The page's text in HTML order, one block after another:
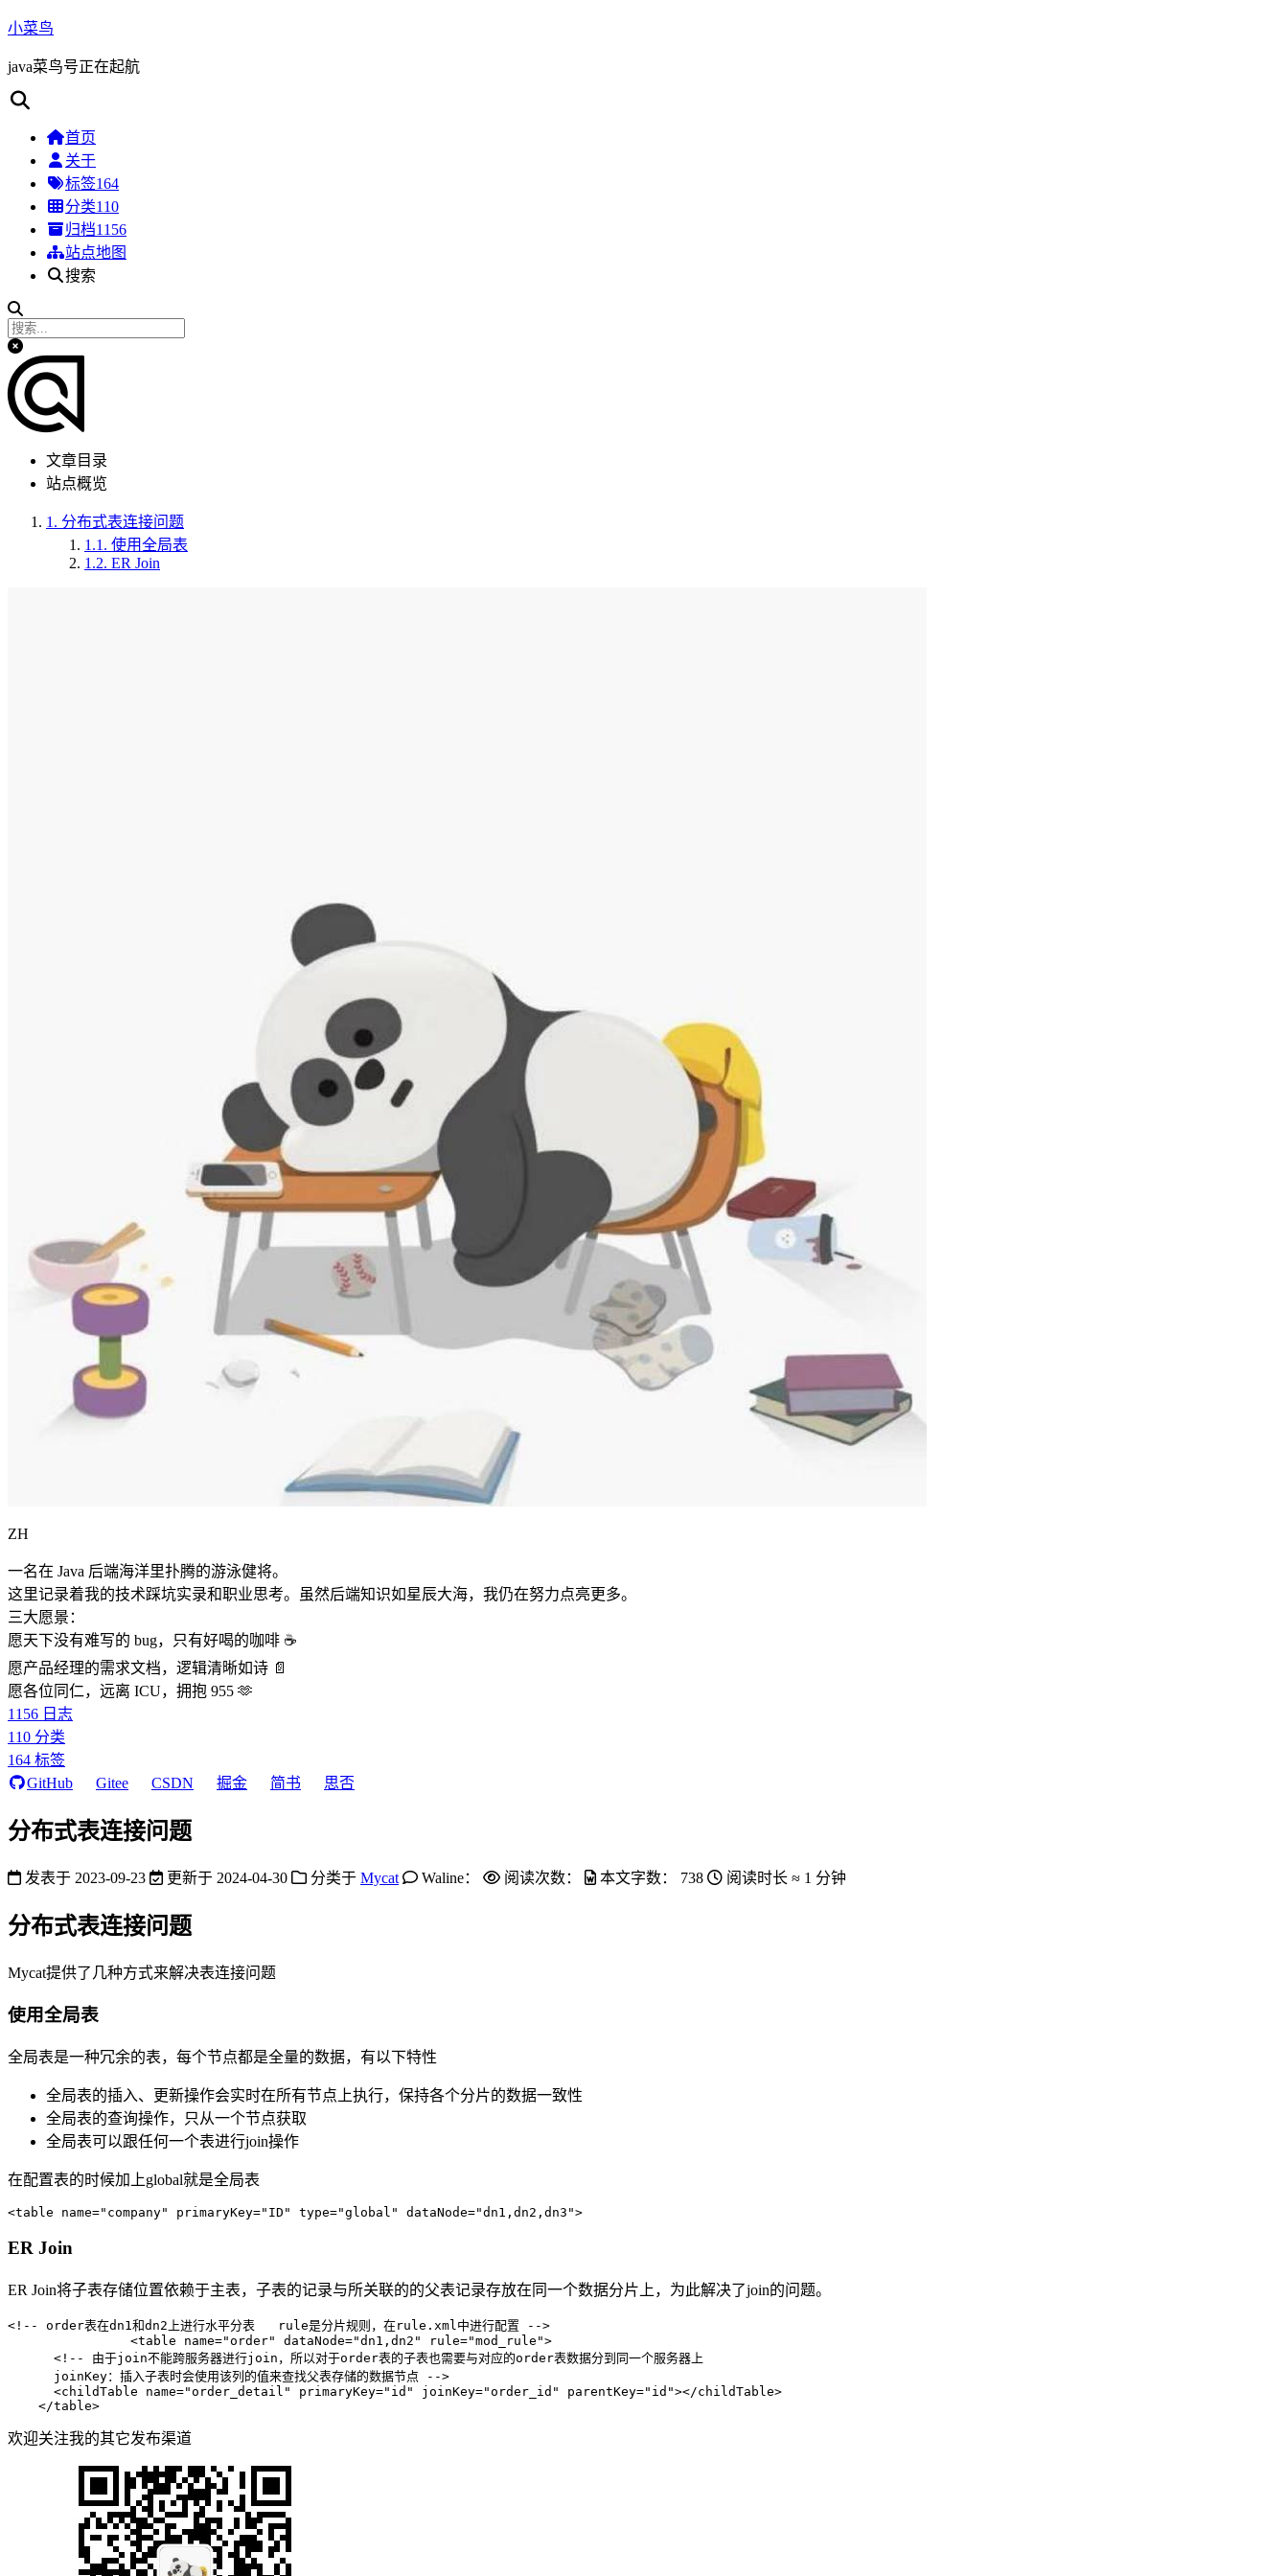
小菜鸟
java菜鸟号正在起航
首页
关于
标签164
分类110
归档1156
站点地图
搜索
文章目录
站点概览
1. 分布式表连接问题
1.1. 使用全局表
1.2. ER Join
ZH
一名在 Java 后端海洋里扑腾的游泳健将。
这里记录着我的技术踩坑实录和职业思考。虽然后端知识如星辰大海，我仍在努力点亮更多。
三大愿景：
愿天下没有难写的 bug，只有好喝的咖啡 ☕️
愿产品经理的需求文档，逻辑清晰如诗 📄
愿各位同仁，远离 ICU，拥抱 955 🫶
1156 日志
110 分类
164 标签
GitHub
Gitee CSDN 掘金 简书 思否
分布式表连接问题
发表于 2023-09-23 更新于 2024-04-30 分类于 Mycat Waline： 阅读次数： 本文字数： 738 阅读时长 ≈ 1 分钟
分布式表连接问题
Mycat提供了几种方式来解决表连接问题
使用全局表
全局表是一种冗余的表，每个节点都是全量的数据，有以下特性
全局表的插入、更新操作会实时在所有节点上执行，保持各个分片的数据一致性
全局表的查询操作，只从一个节点获取
全局表可以跟任何一个表进行join操作
在配置表的时候加上global就是全局表
<table name="company" primaryKey="ID" type="global" dataNode="dn1,dn2,dn3">
ER Join
ER Join将子表存储位置依赖于主表，子表的记录与所关联的的父表记录存放在同一个数据分片上，为此解决了join的问题。
<!-- order表在dn1和dn2上进行水平分表   rule是分片规则，在rule.xml中进行配置 -->
<table name="order" dataNode="dn1,dn2" rule="mod_rule">
<!-- 由于join不能跨服务器进行join，所以对于order表的子表也需要与对应的order表数据分到同一个服务器上
      joinKey：插入子表时会使用该列的值来查找父表存储的数据节点 -->
<childTable name="order_detail" primaryKey="id" joinKey="order_id" parentKey="id"></childTable>
</table>
欢迎关注我的其它发布渠道